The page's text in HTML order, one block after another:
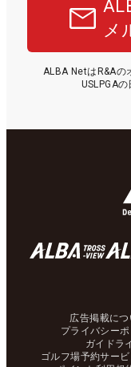
メ
ALBA NetはR&Aの
USLPGA
広告掲載につ
プライバシー
ガイドラ
ゴルフ場予約サー